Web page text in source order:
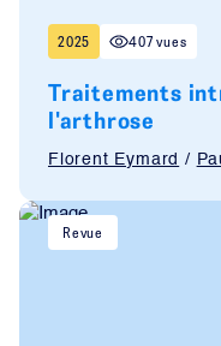
2025 407 vues
Traitements
l'arthrose
Florent Eymard /
Revue